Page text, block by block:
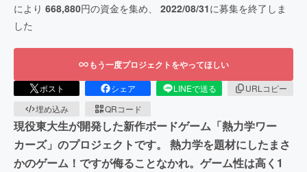
により 668,880円の資金を集め、 2022/08/31に募集を終了しま
した
もう一度プロジェクトをやってほしい
ポスト シェア LINEで送る
URLコピー
埋め込み
QRコード
現役東大生が開発した新作ボードゲーム「熱力学ワー
カーズ」のプロジェクトです。 熱力学を題材にしたまさ
かのゲーム！ですが侮ることなかれ。ゲーム性は高く1